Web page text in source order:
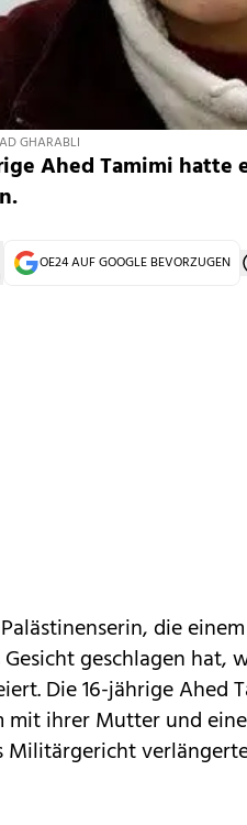
GHARABLI
Ahed Tamimi hatte
OE24 AUF GOOGLE BEVORZUGEN
die
Gesicht geschlagen hat,
Die 16-jährige Ahed
mit ihrer Mutter und
Militärgericht